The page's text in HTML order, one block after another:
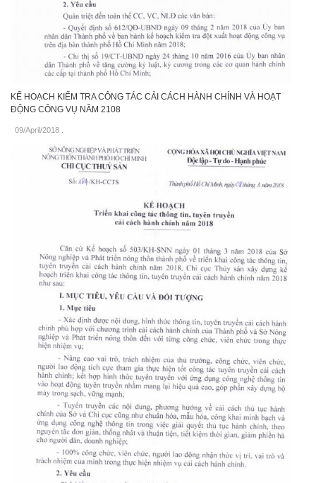
KẾ HOẠCH KIỂM TRA CÔNG TÁC CẢI CÁCH HÀNH CHÍNH VÀ HOẠT
ĐỘNG CÔNG VỤ NĂM 2108
09/April/2018